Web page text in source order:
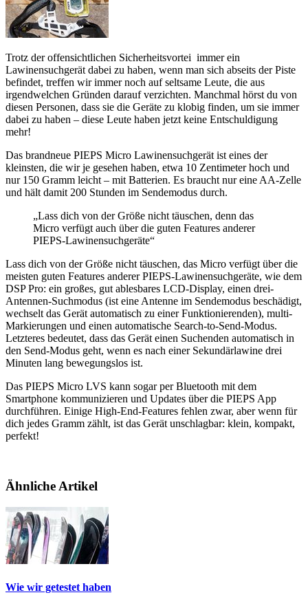
Trotz der offensichtlichen Sicherheitsvortei immer ein
Lawinensuchgerät dabei zu haben, wenn man sich abseits der Piste
befindet, treffen wir immer noch auf seltsame Leute, die aus
irgendwelchen Gründen darauf verzichten. Manchmal hörst du von
diesen Personen, dass sie die Geräte zu klobig finden, um sie immer
dabei zu haben – diese Leute haben jetzt keine Entschuldigung
mehr!
Das brandneue PIEPS Micro Lawinensuchgerät ist eines der
kleinsten, die wir je gesehen haben, etwa 10 Zentimeter hoch und
nur 150 Gramm leicht – mit Batterien. Es braucht nur eine AA-Zelle
und hält damit 200 Stunden im Sendemodus durch.
„Lass dich von der Größe nicht täuschen, denn das
Micro verfügt auch über die guten Features anderer
PIEPS-Lawinensuchgeräte“
Lass dich von der Größe nicht täuschen, das Micro verfügt über die
meisten guten Features anderer PIEPS-Lawinensuchgeräte, wie dem
DSP Pro: ein großes, gut ablesbares LCD-Display, einen drei-
Antennen-Suchmodus (ist eine Antenne im Sendemodus beschädigt,
wechselt das Gerät automatisch zu einer Funktionierenden), multi-
Markierungen und einen automatische Search-to-Send-Modus.
Letzteres bedeutet, dass das Gerät einen Suchenden automatisch in
den Send-Modus geht, wenn es nach einer Sekundärlawine drei
Minuten lang bewegungslos ist.
Das PIEPS Micro LVS kann sogar per Bluetooth mit dem
Smartphone kommunizieren und Updates über die PIEPS App
durchführen. Einige High-End-Features fehlen zwar, aber wenn für
dich jedes Gramm zählt, ist das Gerät unschlagbar: klein, kompakt,
perfekt!
Ähnliche Artikel
Wie wir getestet haben